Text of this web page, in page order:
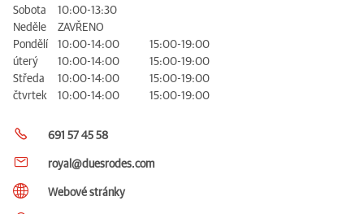
Sobota
10:00-13:30
Neděle
ZAVŘENO
Pondělí
10:00-14:00
15:00-19:00
úterý
10:00-14:00
15:00-19:00
Středa
10:00-14:00
15:00-19:00
čtvrtek
10:00-14:00 15:00-19:00
691 57 45 58
royal@duesrodes.com
Webové stránky